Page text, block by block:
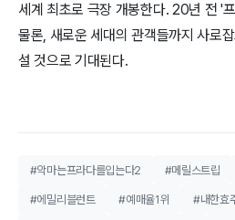
세계 최초로 극장 개봉한다. 20년 전 '
물론, 새로운 세대의 관객들까지 사로
설 것으로 기대된다.
#악마는프라다를입는다2 #메릴스트립
#에밀리블런트 #예매율1위 #내한효